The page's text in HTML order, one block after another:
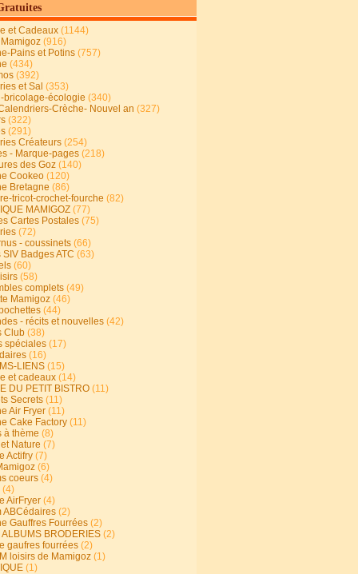
et Cadeaux (1144)
(916)
Pains et Potins (757)
(434)
(392)
et Sal (353)
bricolage-écologie (340)
Crèche- Nouvel an (327)
(322)
(291)
Créateurs (254)
- Marque-pages (218)
des Goz (140)
Cookeo (120)
Bretagne (86)
tricot-crochet-fourche (82)
MAMIGOZ (77)
Cartes Postales (75)
(72)
- coussinets (66)
Badges ATC (63)
(60)
(58)
complets (49)
Mamigoz (46)
(44)
- récits et nouvelles (42)
Club (38)
spéciales (17)
(16)
LIENS (15)
et cadeaux (14)
DU PETIT BISTRO (11)
Secrets (11)
Air Fryer (11)
Cake Factory (11)
à thème (8)
Nature (7)
Actifry (7)
(6)
coeurs (4)
(4)
AirFryer (4)
ABCédaires (2)
Gauffres Fourrées (2)
ALBUMS BRODERIES (2)
gaufres fourrées (2)
loisirs de Mamigoz (1)
(1)